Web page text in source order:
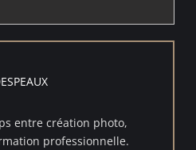
entre création photo,
professionnelle.